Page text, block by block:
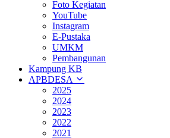
Foto Kegiatan
YouTube
Instagram
E-Pustaka
UMKM
Pembangunan
Kampung KB
APBDESA
2025
2024
2023
2022
2021